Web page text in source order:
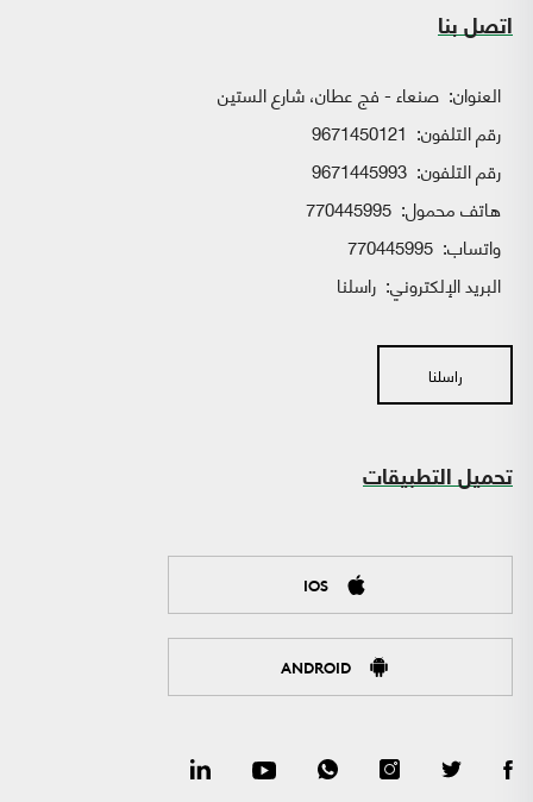
اتصل بنا
العنوان: صنعاء - فج عطان، شارع الستين
رقم التلفون: 9671450121
رقم التلفون: 9671445993
هاتف محمول: 770445995
واتساب:
البريد الإلكتروني: راسلنا
راسلنا
تحميل التطبيقات
IOS
ANDROID